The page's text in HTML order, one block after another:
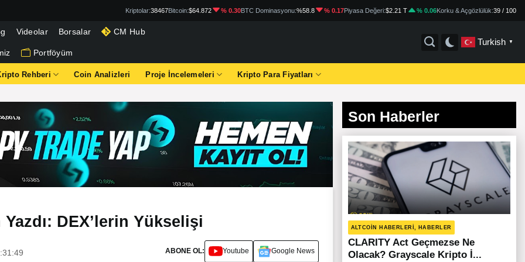
Kriptolar:38467Bitcoin:$64.872 % 0.30BTC Dominasyonu:%58.8 % 0.17Piyasa Değeri:$2.21 T % 0.06Korku & Açgözlülük:39 / 100
Videolar Borsalar CM Hub
Portföyüm
Turkish ▼
Rehberi Coin Analizleri Proje İncelemeleri Kripto Para Fiyatları
DEX’lerin Yükselişi
ABONE OL: Youtube Google News
Son Haberler
ALTCOIN HABERLERI, HABERLER
CLARITY Act Geçmezse Ne
Olacak? Grayscale Kripto İ...